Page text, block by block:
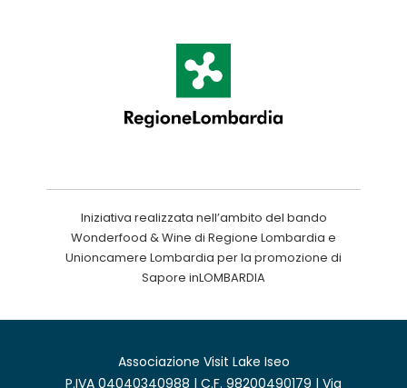
Iniziativa realizzata nell’ambito del bando
Wonderfood & Wine di Regione Lombardia e
Unioncamere Lombardia per la promozione di
Sapore inLOMBARDIA
Associazione Visit Lake Iseo
P.IVA 04040340988 | C.F. 98200490179 | Via